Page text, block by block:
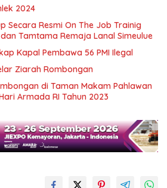
2024
Secara Resmi On The Job Trainig
Tamtama Remaja Lanal Simeulue
Kapal Pembawa 56 PMI Ilegal
Ziarah Rombongan
di Taman Makam Pahlawan
Armada RI Tahun 2023